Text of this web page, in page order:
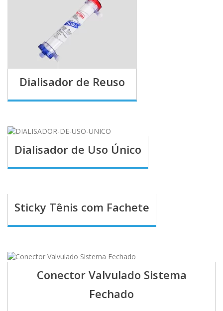
Dialisador de Reuso
Dialisador de Uso Único
Sticky Tênis com Fachete
Conector Valvulado Sistema
Fechado